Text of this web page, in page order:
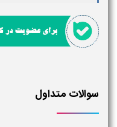
سوالات متداول